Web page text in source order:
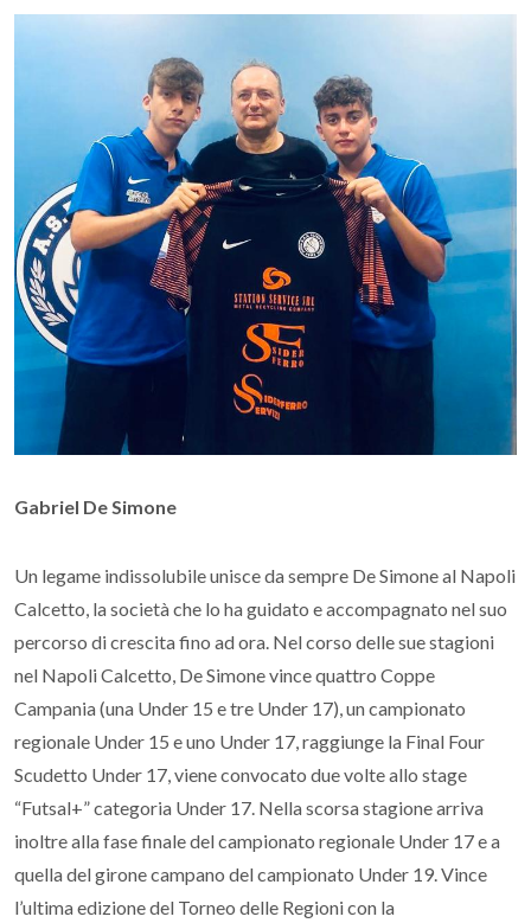
Gabriel De Simone
Un legame indissolubile unisce da sempre De Simone al Napoli
Calcetto, la società che lo ha guidato e accompagnato nel suo
percorso di crescita fino ad ora. Nel corso delle sue stagioni
nel Napoli Calcetto, De Simone vince quattro Coppe
Campania (una Under 15 e tre Under 17), un campionato
regionale Under 15 e uno Under 17, raggiunge la Final Four
Scudetto Under 17, viene convocato due volte allo stage
“Futsal+” categoria Under 17. Nella scorsa stagione arriva
inoltre alla fase finale del campionato regionale Under 17 e a
quella del girone campano del campionato Under 19. Vince
l’ultima edizione del Torneo delle Regioni con la